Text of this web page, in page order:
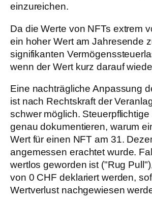
einzureichen.
Da die Werte von NFTs extrem
ein hoher Wert am Jahresende
signifikanten
wenn der Wert kurz darauf
Eine nachträgliche Anpassung
ist nach Rechtskraft der
schwer möglich.
genau dokumentieren, warum
Wert für einen NFT am 31.
angemessen erachtet wurde.
wertlos geworden ist ("Rug
von 0 CHF deklariert werden,
Wertverlust nachgewiesen